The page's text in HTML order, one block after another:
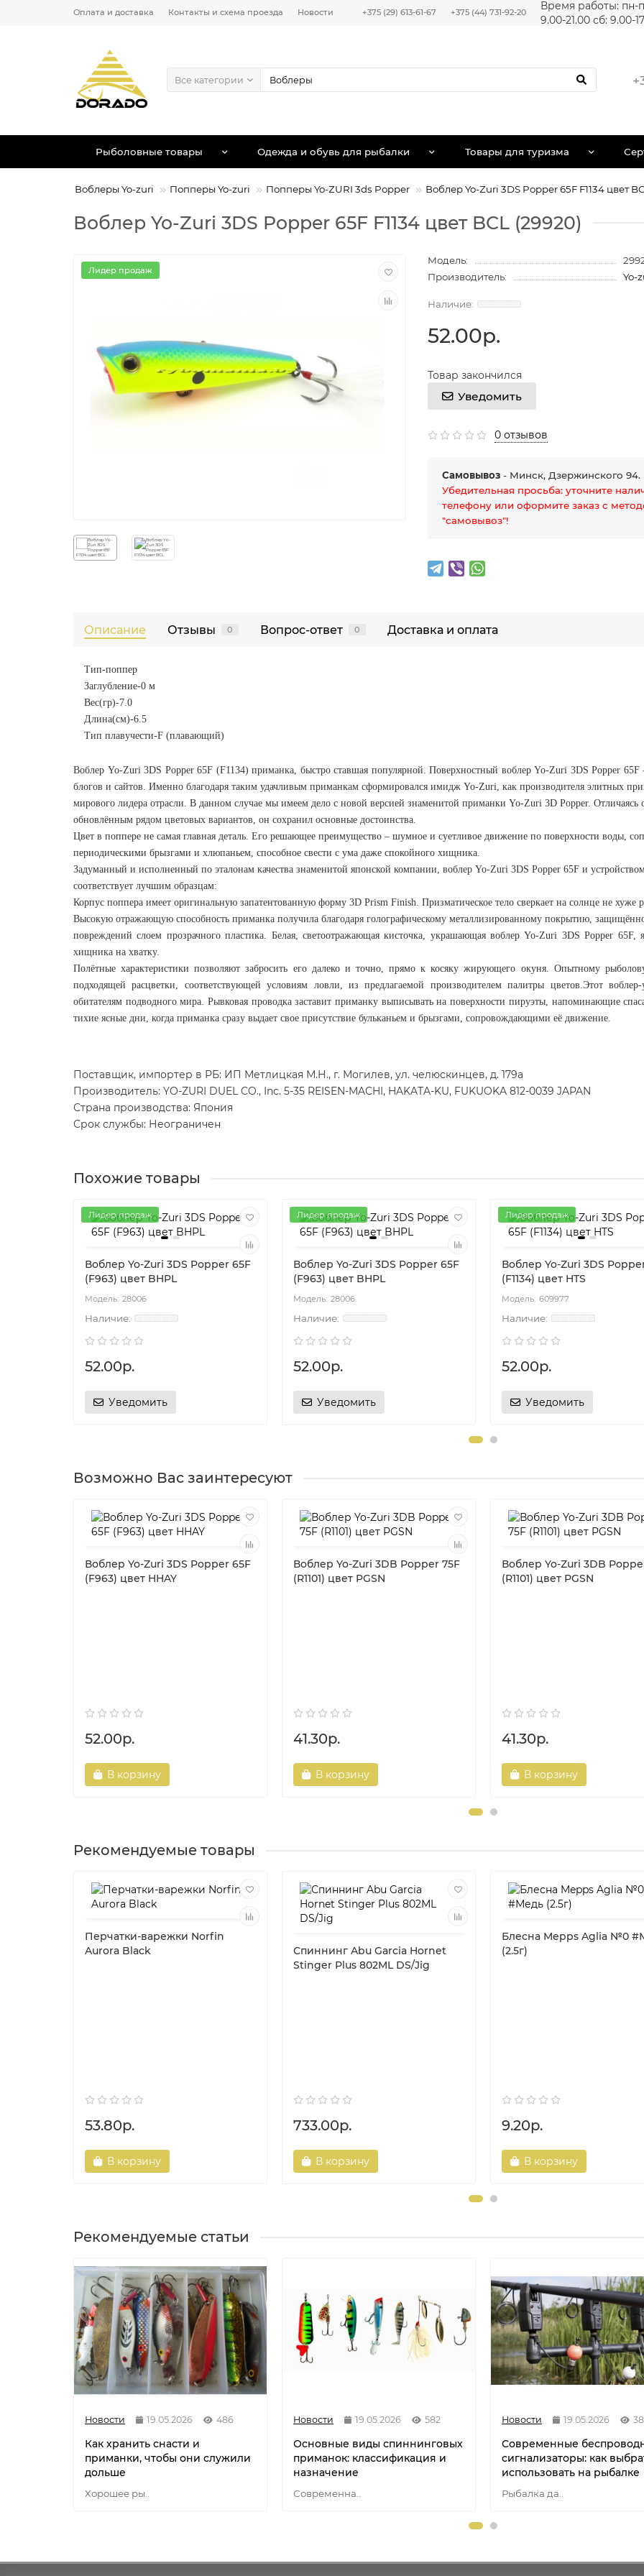
Оплата и доставка Контакты и схема проезда Новости +375 (29) 613-61-67 +375 (44) 731-92-20
Время работы: пн-
9.00-21.00 сб: 9.00-
Все категории
Рыболовные товары Одежда и обувь для рыбалки Товары для туризма
Воблеры Yo-zuri Попперы Yo-zuri Попперы Yo-ZURI 3ds Popper Воблер Yo-Zuri 3DS Popper 65F F1134 цвет
Воблер Yo-Zuri 3DS Popper 65F F1134 цвет BCL (29920)
Лидер продаж
Модель:
Производитель:
Yo-
52.00р.
Товар закончился
Уведомить
0 отзывов
Самовывоз - Минск, Дзержинского 94.
Убедительная просьба: уточните
телефону или оформите заказ с
"самовывоз"!
Описание Отзывы 0 Вопрос-ответ 0 Доставка и оплата
Тип-поппер
Заглубление-0 м
Вес(гр)-7.0
Длина(см)-6.5
Тип плавучести-F (плавающий)
Воблер Yo-Zuri 3DS Popper 65F (F1134) приманка, быстро ставшая популярной. Поверхностный воблер Yo-Zuri 3DS Popper
блогов и сайтов. Именно благодаря таким удачливым приманкам сформировался имидж Yo-Zuri, как производителя элитных
мирового лидера отрасли. В данном случае мы имеем дело с новой версией знаменитой приманки Yo-Zuri 3D Popper. Отличаясь
обновлённым рядом цветовых вариантов, он сохранил основные достоинства.
Цвет в поппере не самая главная деталь. Его решающее преимущество – шумное и суетливое движение по поверхности воды,
периодическими брызгами и хлюпаньем, способное свести с ума даже спокойного хищника.
Задуманный и исполненный по эталонам качества знаменитой японской компании, воблер Yo-Zuri 3DS Popper 65F и
соответствует лучшим образцам:
Корпус поппера имеет оригинальную запатентованную форму 3D Prism Finish. Призматическое тело сверкает на солнце не хуже
Высокую отражающую способность приманка получила благодаря голографическому металлизированному покрытию,
повреждений слоем прозрачного пластика. Белая, светоотражающая кисточка, украшающая воблер Yo-Zuri 3DS Popper
хищника на хватку.
Полётные характеристики позволяют забросить его далеко и точно, прямо к косяку жирующего окуня. Опытному
подходящей расцветки, соответствующей условиям ловли, из предлагаемой производителем палитры цветов.Этот
обитателям подводного мира. Рывковая проводка заставит приманку выписывать на поверхности пируэты, напоминающие
тихие ясные дни, когда приманка сразу выдает свое присутствие бульканьем и брызгами, сопровождающими её движение.
Поставщик, импортер в РБ: ИП Метлицкая М.Н., г. Могилев, ул. челюскинцев, д. 179а
Производитель: YO-ZURI DUEL CO., Inc. 5-35 REISEN-MACHI, HAKATA-KU, FUKUOKA 812-0039 JAPAN
Страна производства: Япония
Срок службы: Неограничен
Похожие товары
Лидер продаж
Воблер Yo-Zuri 3DS Popper 65F
(F963) цвет BHPL
28006
52.00р.
Уведомить
Лидер продаж
Воблер Yo-Zuri 3DS Popper 65F
(F963) цвет BHPL
28006
52.00р.
Уведомить
Лидер продаж
Воблер Yo-Zuri 3DS
(F1134) цвет HTS
609977
52.00р.
Уведомить
Возможно Вас заинтересуют
Воблер Yo-Zuri 3DS Popper 65F
(F963) цвет HHAY
52.00р.
В корзину
Воблер Yo-Zuri 3DB Popper 75F
(R1101) цвет PGSN
41.30р.
В корзину
Воблер Yo-Zuri 3DB
(R1101) цвет PGSN
41.30р.
В корзину
Рекомендуемые товары
Перчатки-варежки Norfin
Aurora Black
53.80р.
В корзину
Спиннинг Abu Garcia Hornet
Stinger Plus 802ML DS/Jig
733.00р.
В корзину
Блесна Mepps Aglia №0
(2.5г)
9.20р.
В корзину
Рекомендуемые статьи
Новости 19.05.2026 486
Как хранить снасти и
приманки, чтобы они служили
дольше
Хорошее ры..
Новости 19.05.2026 582
Основные виды спиннинговых
приманок: классификация и
назначение
Современна..
Новости 19.05.2026
Современные
сигнализаторы: как
использовать на рыбалке
Рыбалка да..